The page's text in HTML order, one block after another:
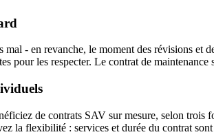
- en revanche, le moment des révisions
pour les respecter. Le contrat de
de contrats SAV sur mesure, selon
la flexibilité : services et durée du contrat